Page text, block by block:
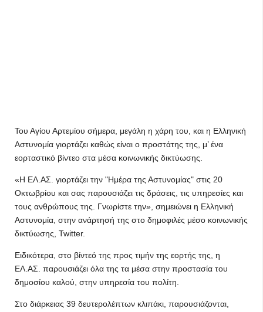
Του Αγίου Αρτεμίου σήμερα, μεγάλη η χάρη του, και η Ελληνική
Αστυνομία γιορτάζει καθώς είναι ο προστάτης της, μ’ ένα
εορταστικό βίντεο στα μέσα κοινωνικής δικτύωσης.
«Η ΕΛ.ΑΣ. γιορτάζει την "Ημέρα της Αστυνομίας" στις 20
Οκτωβρίου και σας παρουσιάζει τις δράσεις, τις υπηρεσίες και
τους ανθρώπους της. Γνωρίστε την», σημειώνει η Ελληνική
Αστυνομία, στην ανάρτησή της στο δημοφιλές μέσο κοινωνικής
δικτύωσης, Twitter.
Ειδικότερα, στο βίντεό της προς τιμήν της εορτής της, η
ΕΛ.ΑΣ. παρουσιάζει όλα της τα μέσα στην προστασία του
δημοσίου καλού, στην υπηρεσία του πολίτη.
Στο διάρκειας 39 δευτερολέπτων κλιπάκι, παρουσιάζονται,